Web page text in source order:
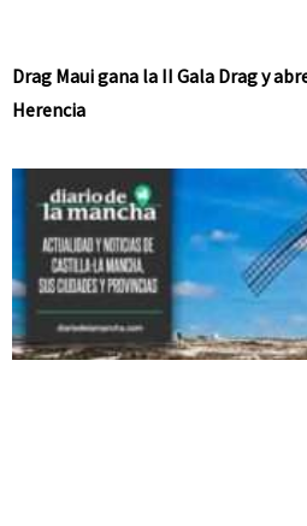
Drag Maui gana la II Gala Drag y
Herencia